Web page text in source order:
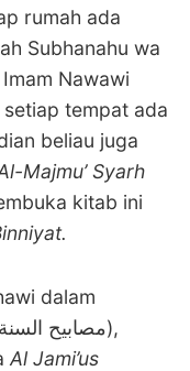
rumah ada
Subhanahu wa
Nawawi
tempat ada
beliau juga
Majmu’ Syarh
kitab ini
dalam
Al Jami’us